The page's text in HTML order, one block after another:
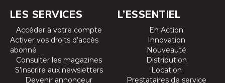
LES SERVICES
Accéder à votre compte
Activer vos droits d’accès
abonné
Consulter les magazines
S’inscrire aux newsletters
Devenir annonceur
L’ESSENTIEL
En Action
Innovation
Nouveauté
Distribution
Location
Prestataires de service